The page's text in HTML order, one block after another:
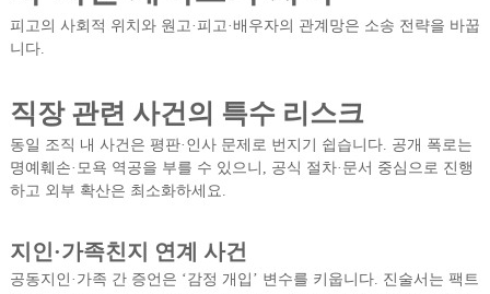
피고의 사회적 위치와 원고·피고·배우자의 관계망은 소송 전략을 바꿉
니다.
직장 관련 사건의 특수 리스크
동일 조직 내 사건은 평판·인사 문제로 번지기 쉽습니다. 공개 폭로는
명예훼손·모욕 역공을 부를 수 있으니, 공식 절차·문서 중심으로 진행
하고 외부 확산은 최소화하세요.
지인·가족친지 연계 사건
공동지인·가족 간 증언은 ‘감정 개입’ 변수를 키웁니다. 진술서는 팩트